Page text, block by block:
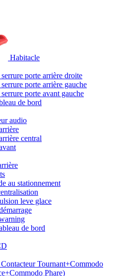
Habitacle
porte arrière droite
porte arrière gauche
porte avant gauche
de bord
audio
central
au stationnement
leve glace
de bord
Tournant+Commodo
Phare)